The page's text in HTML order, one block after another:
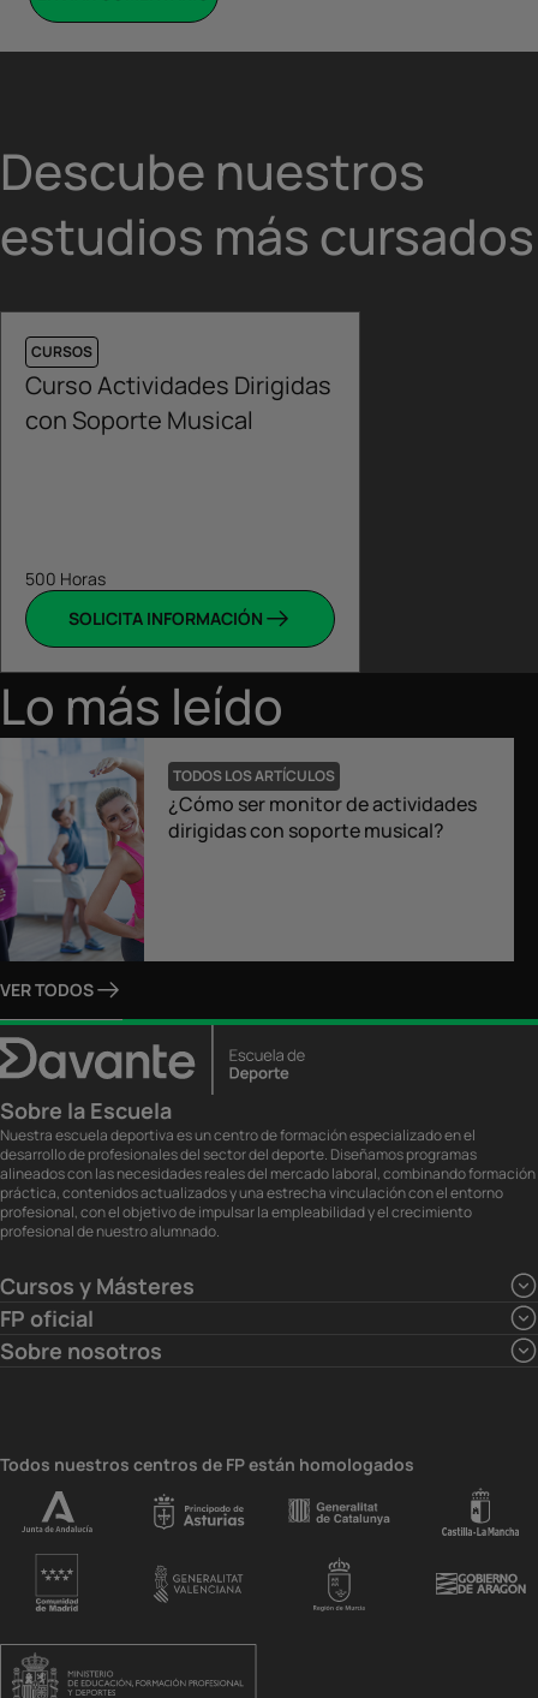
Descube nuestros
estudios más cursados
CURSOS
Curso Actividades Dirigidas
con Soporte Musical
500 Horas
SOLICITA INFORMACIÓN
Lo más leído
TODOS LOS ARTÍCULOS
¿Cómo ser monitor de actividades
dirigidas con soporte musical?
VER TODOS
Sobre la Escuela
Nuestra escuela deportiva es un centro de formación especializado en el
desarrollo de profesionales del sector del deporte. Diseñamos programas
alineados con las necesidades reales del mercado laboral, combinando formación
práctica, contenidos actualizados y una estrecha vinculación con el entorno
profesional, con el objetivo de impulsar la empleabilidad y el crecimiento
profesional de nuestro alumnado.
Cursos y Másteres
FP oficial
Sobre nosotros
Todos nuestros centros de FP están homologados